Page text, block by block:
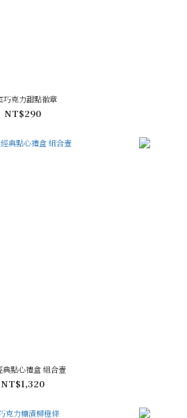
巧克力甜點徽章
NT$290
典點心禮盒 組合壹
NT$1,320